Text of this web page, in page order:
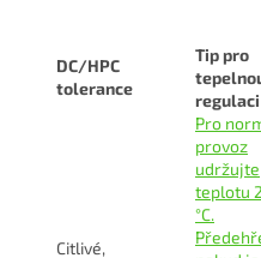
DC/HPC
tolerance
Tip pro
regulaci
Citlivé,
Pro
provoz
udržujte
teplotu
°C.